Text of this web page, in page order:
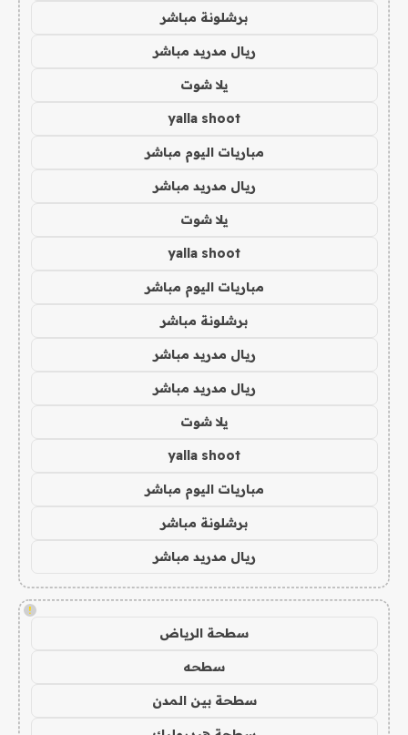
برشلونة مباشر
ريال مدريد مباشر
يلا شوت
yalla shoot
مباريات اليوم مباشر
ريال مدريد مباشر
يلا شوت
yalla shoot
مباريات اليوم مباشر
برشلونة مباشر
ريال مدريد مباشر
ريال مدريد مباشر
يلا شوت
yalla shoot
مباريات اليوم مباشر
برشلونة مباشر
ريال مدريد مباشر
!
سطحة الرياض
سطحه
سطحة بين المدن